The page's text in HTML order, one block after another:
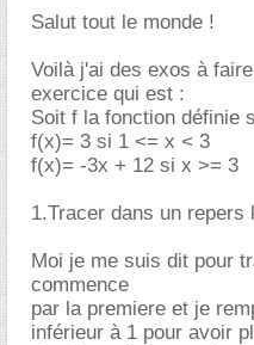
Salut tout le monde !
Voilà j'ai des exos à
exercice qui est :
Soit f la fonction définie
f(x)= 3 si 1 <= x < 3
f(x)= -3x + 12 si x >= 3
1.Tracer dans un repers
Moi je me suis dit pour
commence
par la premiere et je
inférieur à 1 pour avoir